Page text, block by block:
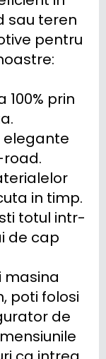
sau teren
pentru
prin
elegante
in timp.
totul intr-
de cap
masina
poti folosi
de